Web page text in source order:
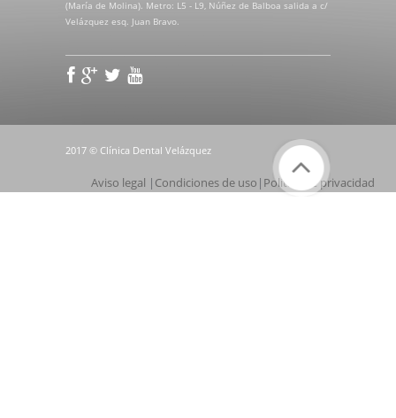
(María de Molina). Metro: L5 - L9, Núñez de Balboa salida a c/
Velázquez esq. Juan Bravo.
2017 © Clínica Dental Velázquez
Aviso legal | Condiciones de uso | Política de privacidad